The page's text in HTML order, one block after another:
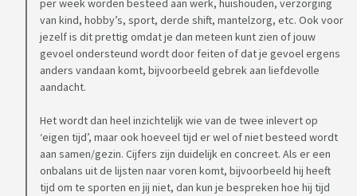
te zijn of aan te moeten staan. Al is het maar een uurtje in de
week…
Heeft iemand tips voor me hoe ik dit aan moet pakken?
per week worden besteed aan werk, huishouden, verzorging
van kind, hobby’s, sport, derde shift, mantelzorg, etc. Ook voor
jezelf is dit prettig omdat je dan meteen kunt zien of jouw
gevoel ondersteund wordt door feiten of dat je gevoel ergens
anders vandaan komt, bijvoorbeeld gebrek aan liefdevolle
aandacht.
Het wordt dan heel inzichtelijk wie van de twee inlevert op
‘eigen tijd’, maar ook hoeveel tijd er wel of niet besteed wordt
aan samen/gezin. Cijfers zijn duidelijk en concreet. Als er een
onbalans uit de lijsten naar voren komt, bijvoorbeeld hij heeft
tijd om te sporten en jij niet, dan kun je bespreken hoe hij tijd